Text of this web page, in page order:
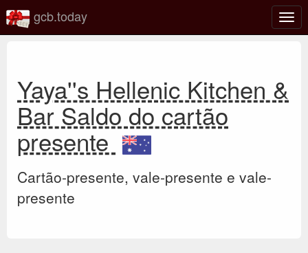
gcb.today
Yaya''s Hellenic Kitchen &
Bar Saldo do cartão
presente
Cartão-presente, vale-presente e vale-
presente